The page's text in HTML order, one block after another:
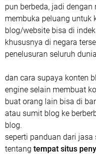
pun berbeda, jadi
membuka peluang untuk
blog/website bisa di
khususnya di negara
penelusuran seluruh
dan cara supaya konten
engine selain membuat
buat orang lain bisa di
atau sumit blog ke
blog.
seperti panduan dari
tentang tempat situs